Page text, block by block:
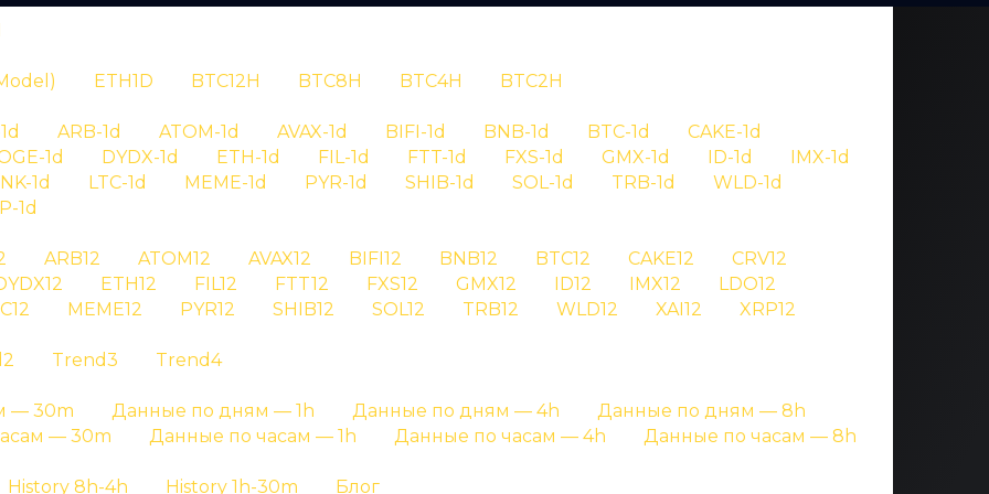
ETH1D BTC12H BTC8H BTC4H
BTC2H
ARB-1d ATOM-1d AVAX-1d BIFI-1d BNB-1d BTC-1d
CAKE-1d
1d DYDX-1d ETH-1d FIL-1d FTT-1d FXS-1d GMX-1d ID-1d
IMX-1d
1d LTC-1d MEME-1d PYR-1d SHIB-1d SOL-1d TRB-1d
WLD-1d
1d
ARB12 ATOM12 AVAX12 BIFI12 BNB12 BTC12 CAKE12
CRV12
ETH12 FIL12 FTT12 FXS12 GMX12 ID12 IMX12
LDO12
MEME12 PYR12 SHIB12 SOL12 TRB12 WLD12 XAI12
XRP12
Trend3
Trend4
— 30m
Данные по дням — 1h Данные по дням — 4h
Данные по дням — 8h
— 30m
Данные по часам — 1h Данные по часам — 4h
Данные по часам — 8h
History 8h-4h History 1h-30m Блог
сигналов wld
wld на графике результатов и на отдельных страницах с подробными данными
Главная страница» История сигналов